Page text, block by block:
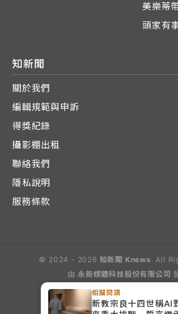
相關閱讀
新教宗良十四世稱AI
美樂蒂
頭家有
知新聞
關於我們
編輯規範與申訴
得獎紀錄
攝影棚出租
聯絡我們
隱私說明
服務條款
© 2024 - 2026 知新聞 Knews . All
由 永新媒體科技股份有限公司